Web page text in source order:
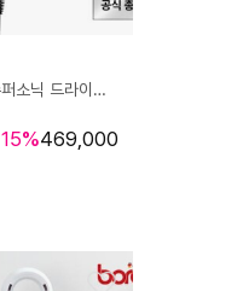
다이슨 슈퍼소닉 드라이기 HD-15(니켈 코퍼)
15%469,000